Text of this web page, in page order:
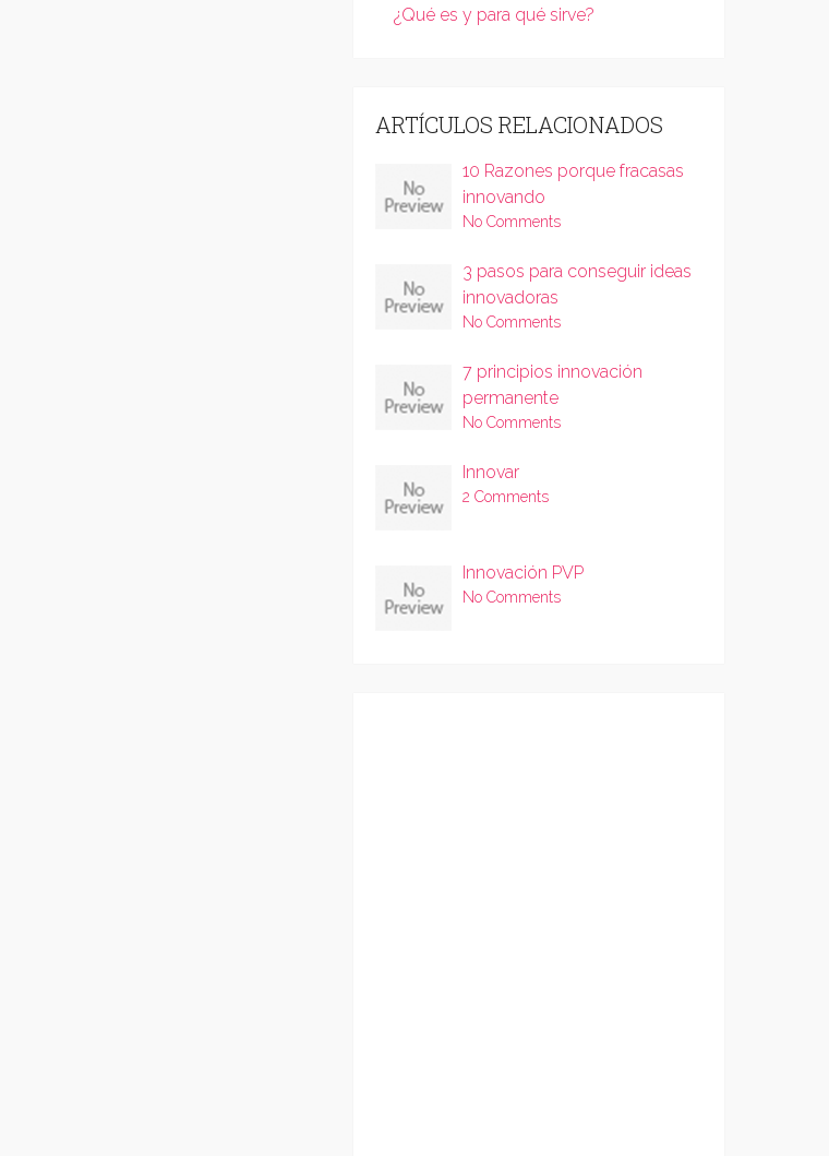
¿Qué es y para qué sirve?
ARTÍCULOS RELACIONADOS
10 Razones porque fracasas
innovando
No Comments
3 pasos para conseguir ideas
innovadoras
No Comments
7 principios innovación
permanente
No Comments
Innovar
2 Comments
Innovación PVP
No Comments